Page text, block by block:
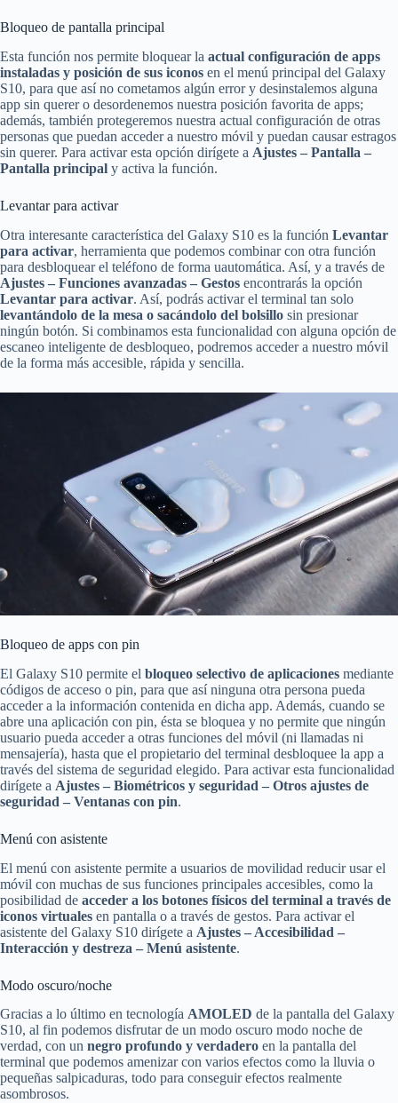
Bloqueo de pantalla principal
Esta función nos permite bloquear la actual configuración de apps
instaladas y posición de sus iconos en el menú principal del Galaxy
S10, para que así no cometamos algún error y desinstalemos alguna
app sin querer o desordenemos nuestra posición favorita de apps;
además, también protegeremos nuestra actual configuración de otras
personas que puedan acceder a nuestro móvil y puedan causar estragos
sin querer. Para activar esta opción dirígete a Ajustes – Pantalla –
Pantalla principal y activa la función.
Levantar para activar
Otra interesante característica del Galaxy S10 es la función Levantar
para activar, herramienta que podemos combinar con otra función
para desbloquear el teléfono de forma uautomática. Así, y a través de
Ajustes – Funciones avanzadas – Gestos encontrarás la opción
Levantar para activar. Así, podrás activar el terminal tan solo
levantándolo de la mesa o sacándolo del bolsillo sin presionar
ningún botón. Si combinamos esta funcionalidad con alguna opción de
escaneo inteligente de desbloqueo, podremos acceder a nuestro móvil
de la forma más accesible, rápida y sencilla.
Bloqueo de apps con pin
El Galaxy S10 permite el bloqueo selectivo de aplicaciones mediante
códigos de acceso o pin, para que así ninguna otra persona pueda
acceder a la información contenida en dicha app. Además, cuando se
abre una aplicación con pin, ésta se bloquea y no permite que ningún
usuario pueda acceder a otras funciones del móvil (ni llamadas ni
mensajería), hasta que el propietario del terminal desbloquee la app a
través del sistema de seguridad elegido. Para activar esta funcionalidad
dirígete a Ajustes – Biométricos y seguridad – Otros ajustes de
seguridad – Ventanas con pin.
Menú con asistente
El menú con asistente permite a usuarios de movilidad reducir usar el
móvil con muchas de sus funciones principales accesibles, como la
posibilidad de acceder a los botones físicos del terminal a través de
iconos virtuales en pantalla o a través de gestos. Para activar el
asistente del Galaxy S10 dirígete a Ajustes – Accesibilidad –
Interacción y destreza – Menú asistente.
Modo oscuro/noche
Gracias a lo último en tecnología AMOLED de la pantalla del Galaxy
S10, al fin podemos disfrutar de un modo oscuro modo noche de
verdad, con un negro profundo y verdadero en la pantalla del
terminal que podemos amenizar con varios efectos como la lluvia o
pequeñas salpicaduras, todo para conseguir efectos realmente
asombrosos.